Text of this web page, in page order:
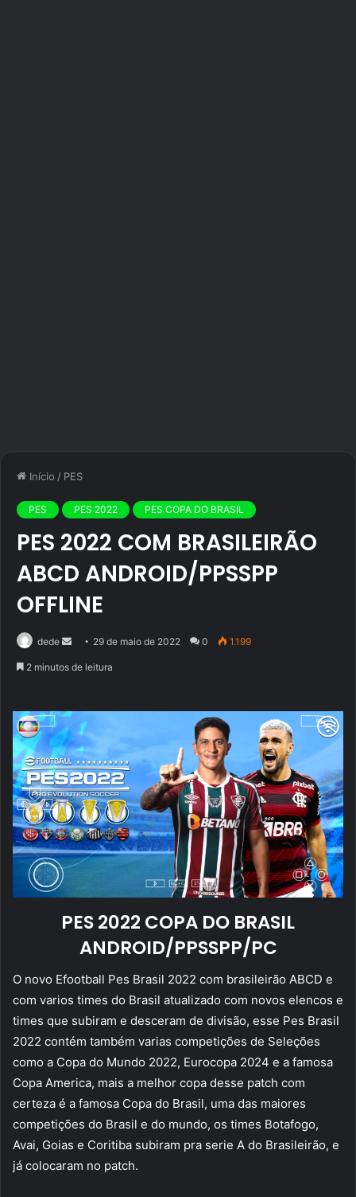
Início / PES
PES PES 2022 PES COPA DO BRASIL
PES 2022 COM BRASILEIRÃO
ABCD ANDROID/PPSSPP
OFFLINE
dede
Mande29 de maio de 2022 0 1.199
2 minutos de leitura
PES 2022 COPA DO BRASIL
ANDROID/PPSSPP/PC
O novo Efootball Pes Brasil 2022 com brasileirão ABCD e
com varios times do Brasil atualizado com novos elencos e
times que subiram e desceram de divisão, esse Pes Brasil
2022 contém também varias competições de Seleções
como a Copa do Mundo 2022, Eurocopa 2024 e a famosa
Copa America, mais a melhor copa desse patch com
certeza é a famosa Copa do Brasil, uma das maiores
competições do Brasil e do mundo, os times Botafogo,
Avai, Goias e Coritiba subiram pra serie A do Brasileirão, e
já colocaram no patch.